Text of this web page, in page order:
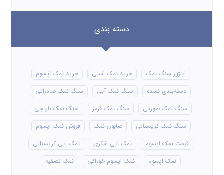
دسته بندی
آباژور سنگ نمک خرید نمک اسبی
خرید نمک اپسوم
دسته‌بندی نشده
سنگ نمک آبی
سنگ نمک صادراتی
سنگ نمک صورتی
سنگ نمک قرمز
سنگ نمک نارنجی
سنگ نمک کریستالی
صابون نمک
فروش نمک اپسوم
قیمت نمک اپسوم
نمک آبی شکری
نمک آبی کریستالی
نمک اپسوم
نمک اپسوم خوراکی
نمک تصفیه